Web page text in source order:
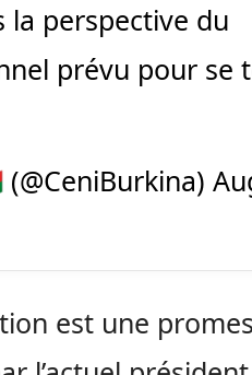
la perspective du
prévu pour se
est une